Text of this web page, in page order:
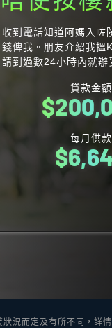
個仔結
見到個仔終於要娶老婆
按樓就可以借錢，申請
貸款金額
$
每月供款
況而定及有所不同，詳